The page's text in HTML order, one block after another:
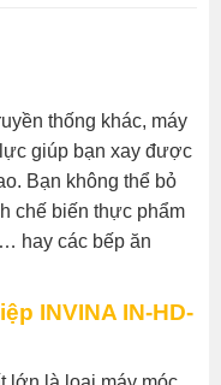
thống khác, máy
giúp bạn xay được
Bạn không thể bỏ
chế biến thực phẩm
hay các bếp ăn
INVINA IN-HD-